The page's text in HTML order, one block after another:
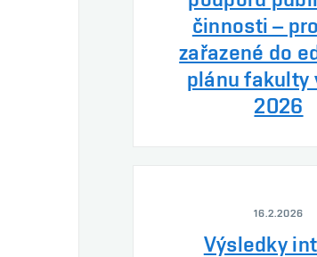
činnosti –
zařazené do
plánu fakulty
2026
16.2.2026
Výsledky